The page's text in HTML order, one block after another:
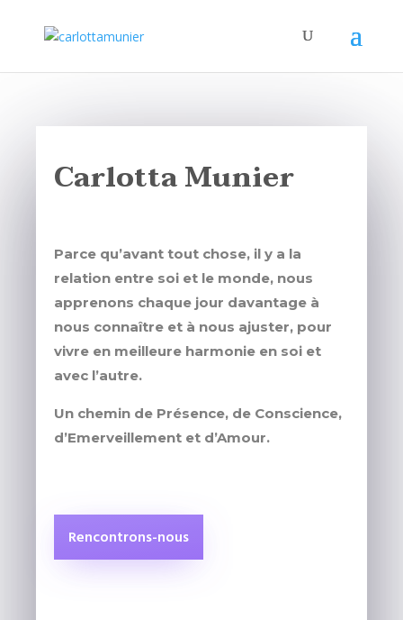
Carlotta Munier
Parce qu’avant tout chose, il y a la
relation entre soi et le monde, nous
apprenons chaque jour davantage à
nous connaître et à nous ajuster, pour
vivre en meilleure harmonie en soi et
avec l’autre.
Un chemin de Présence, de Conscience,
d’Emerveillement et d’Amour.
Rencontrons-nous